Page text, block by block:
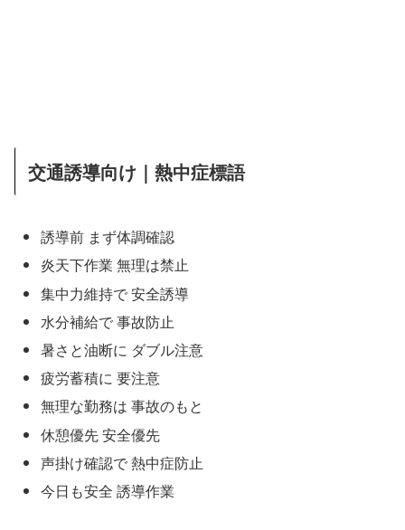
交通誘導向け｜熱中症標語
誘導前 まず体調確認
炎天下作業 無理は禁止
集中力維持で 安全誘導
水分補給で 事故防止
暑さと油断に ダブル注意
疲労蓄積に 要注意
無理な勤務は 事故のもと
休憩優先 安全優先
声掛け確認で 熱中症防止
今日も安全 誘導作業